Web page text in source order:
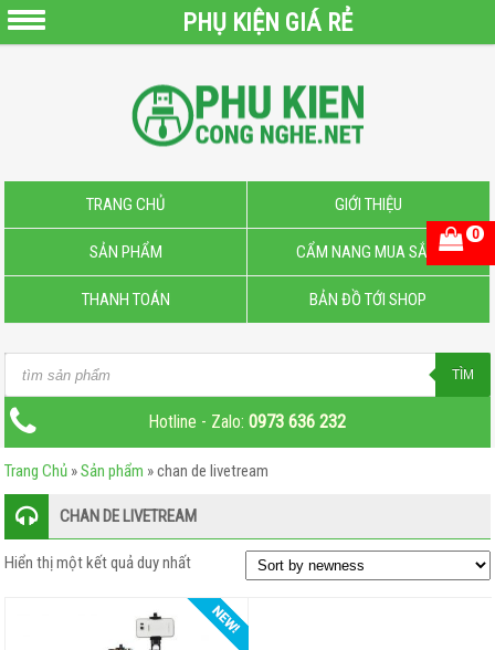
PHỤ KIỆN GIÁ RẺ
TRANG CHỦ GIỚI THIỆU
SẢN PHẨM CẨM NANG MUA SẮM
THANH TOÁN BẢN ĐỒ TỚI SHOP
0
SẠC
CÁP
SẠC
DOCK
SẠC
MICRO
KARAOKE
Products
TÌM
Hotline - Zalo:0973 636 232
Trang Chủ »Sản phẩm »chan de livetream
CHAN DE LIVETREAM
Hiển thị một kết quả duy nhất